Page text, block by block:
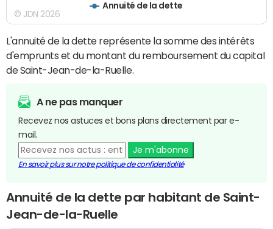
Annuité de la dette
© JDN 2026
L'annuité de la dette représente la somme des intérêts
d'emprunts et du montant du remboursement du capital
de Saint-Jean-de-la-Ruelle.
A ne pas manquer
Recevez nos astuces et bons plans directement par e-
mail.
Je m'abonne
En savoir plus sur notre politique de confidentialité
Annuité de la dette par habitant de Saint-
Jean-de-la-Ruelle